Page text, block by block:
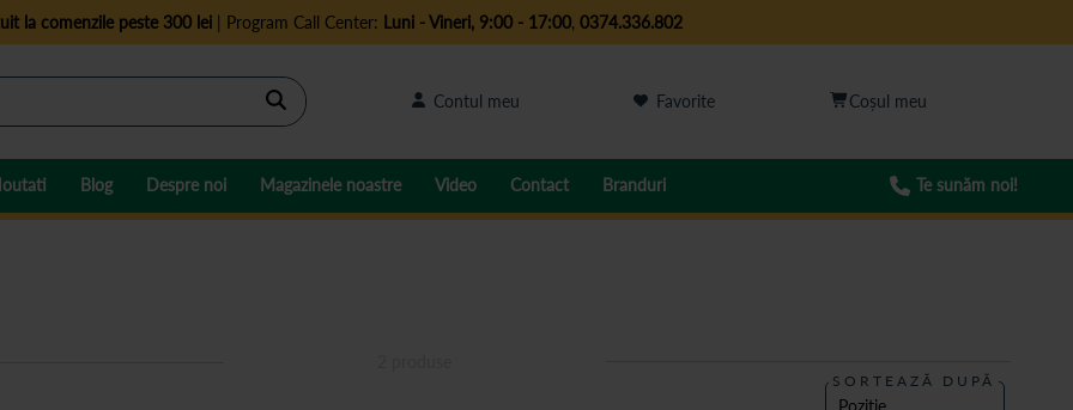
la comenzile peste 300 lei| Program Call Center: Luni - Vineri, 9:00 - 17:00, 0374.336.802
Cautare Contul meu Favorite
Blog Despre noi Magazinele noastre Video Contact Branduri Te sunăm noi!
SORTEAZĂ DUPĂ